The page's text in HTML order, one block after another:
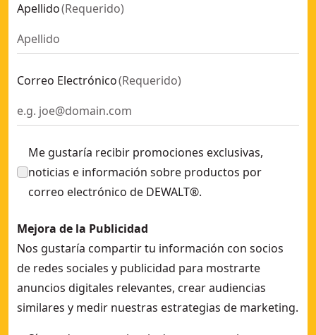
Apellido(Requerido)
Correo Electrónico(Requerido)
Me gustaría recibir promociones exclusivas,
noticias e información sobre productos por
correo electrónico de DEWALT®.
Mejora de la Publicidad
Nos gustaría compartir tu información con socios
de redes sociales y publicidad para mostrarte
anuncios digitales relevantes, crear audiencias
similares y medir nuestras estrategias de marketing.